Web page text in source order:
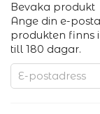
Bevaka produkt
Ange din e-
produkten finns
till 180 dagar.